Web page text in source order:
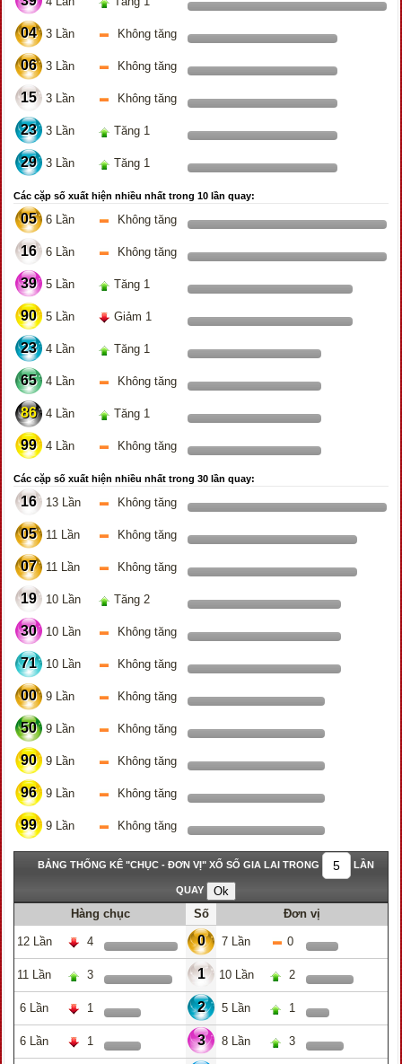
04 3 Lần Không tăng
06 3 Lần Không tăng
15 3 Lần Không tăng
23 3 Lần Tăng 1
29 3 Lần Tăng 1
Các cặp số xuất hiện nhiều nhất trong 10 lần quay:
05 6 Lần Không tăng
16 6 Lần Không tăng
39 5 Lần Tăng 1
90 5 Lần Giảm 1
23 4 Lần Tăng 1
65 4 Lần Không tăng
86 4 Lần Tăng 1
99 4 Lần Không tăng
Các cặp số xuất hiện nhiều nhất trong 30 lần quay:
16 13 Lần Không tăng
05 11 Lần Không tăng
07 11 Lần Không tăng
19 10 Lần Tăng 2
30 10 Lần Không tăng
71 10 Lần Không tăng
00 9 Lần Không tăng
50 9 Lần Không tăng
90 9 Lần Không tăng
96 9 Lần Không tăng
99 9 Lần Không tăng
BẢNG THỐNG KÊ "CHỤC - ĐƠN VỊ" XỔ SỐ GIA LAI TRONG LẦN
QUAY
Hàng chục Số Đơn vị
12 Lần 4 0 7 Lần 0
11 Lần 3 1 10 Lần 2
6 Lần 1 2 5 Lần 1
6 Lần 1 3 8 Lần 3